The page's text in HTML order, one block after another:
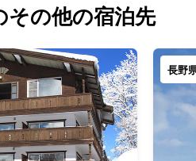
その他の宿泊先
長野